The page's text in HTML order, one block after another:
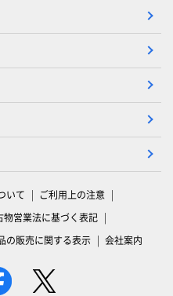
いて
ご利用上の注意
物営業法に基づく表記
の販売に関する表示 会社案内